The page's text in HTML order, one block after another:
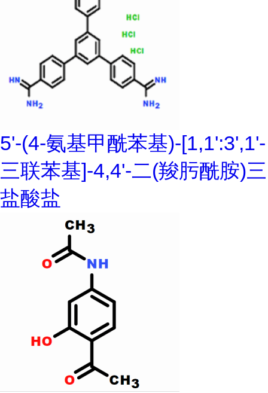
5'-(4-氨基甲酰苯基)-[1,1':3',1'-
三联苯基]-4,4'-二(羧肟酰胺)三
盐酸盐